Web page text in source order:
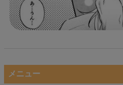
メニュー